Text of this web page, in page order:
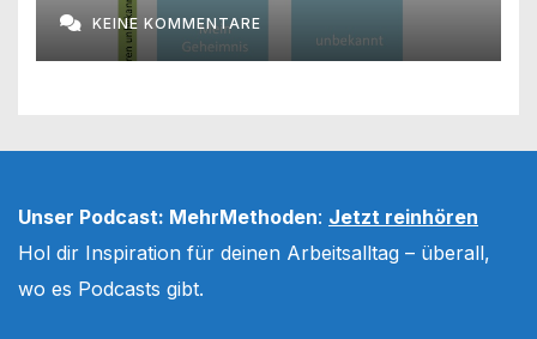
KEINE KOMMENTARE
Unser Podcast: MehrMethoden: Jetzt reinhören
Hol dir Inspiration für deinen Arbeitsalltag – überall,
wo es Podcasts gibt.